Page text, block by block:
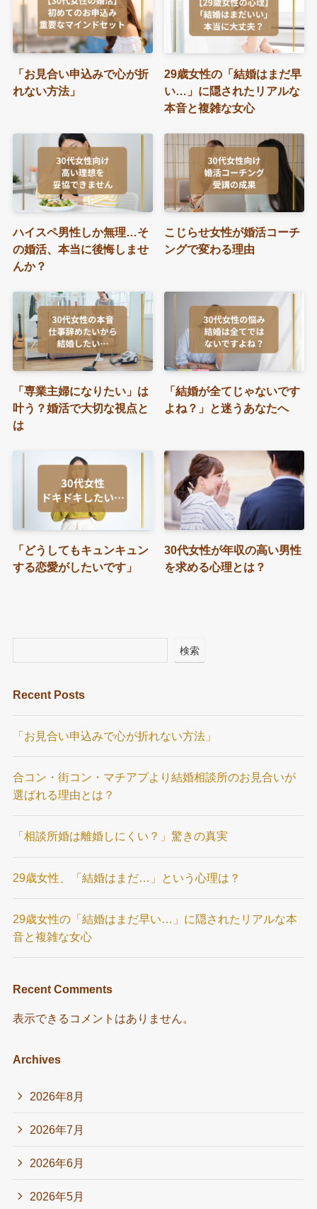
「お見合い申込みで心が折
れない方法」
29歳女性の「結婚はまだ早
い…」に隠されたリアルな
本音と複雑な女心
ハイスペ男性しか無理…そ
の婚活、本当に後悔しませ
んか？
こじらせ女性が婚活コーチ
ングで変わる理由
「専業主婦になりたい」は
叶う？婚活で大切な視点と
は
「結婚が全てじゃないです
よね？」と迷うあなたへ
「どうしてもキュンキュン
する恋愛がしたいです」
30代女性が年収の高い男性
を求める心理とは？
検索
Recent Posts
「お見合い申込みで心が折れない方法」
合コン・街コン・マチアプより結婚相談所のお見合いが
選ばれる理由とは？
「相談所婚は離婚しにくい？」驚きの真実
29歳女性、「結婚はまだ…」という心理は？
29歳女性の「結婚はまだ早い…」に隠されたリアルな本
音と複雑な女心
Recent Comments
表示できるコメントはありません。
Archives
2026年8月
2026年7月
2026年6月
2026年5月